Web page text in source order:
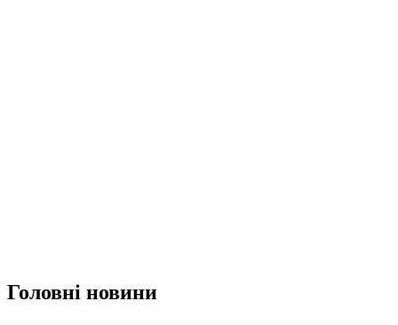
Головні новини